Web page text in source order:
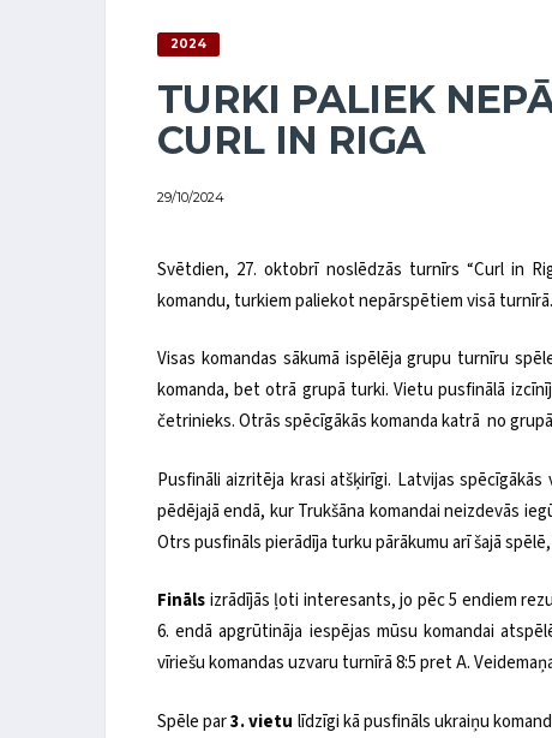
2024
TURKI PALIEK
CURL IN RIGA
29/10/2024
Svētdien, 27. oktobrī noslēdzās turnīrs “Curl in
komandu, turkiem paliekot nepārspētiem visā
Visas komandas sākumā ispēlēja grupu turnīru
komanda, bet otrā grupā turki. Vietu pusfinālā
četrinieks. Otrās spēcīgākās komanda katrā no
Pusfināli aizritēja krasi atšķirīgi. Latvijas
pēdējajā endā, kur Trukšāna komandai neizdevās
Otrs pusfināls pierādīja turku pārākumu arī šajā
Finālsizrādījās ļoti interesants, jo pēc 5 endiem
6. endā apgrūtināja iespējas mūsu komandai
vīriešu komandas uzvaru turnīrā 8:5 pret A.
Spēle par3. vietu līdzīgi kā pusfināls ukraiņu